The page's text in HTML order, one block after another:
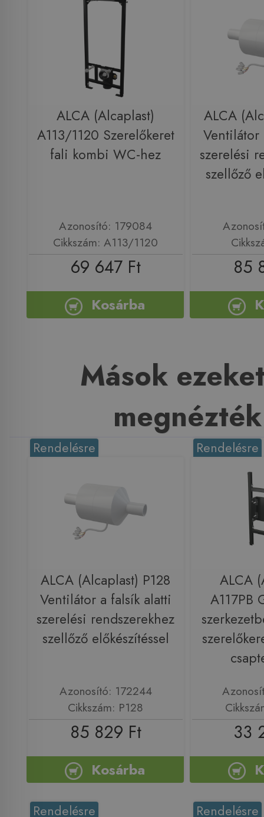
ALCA (Alcaplast)
A113/1120 Szerelőkeret
fali kombi WC-hez
Azonosító: 179084
Cikkszám: A113/1120
69 647 Ft
Kosárba
ALCA
Ventilátor
szerelési
szellőző
85
Mások
megnézték
Rendelésre
ALCA (Alcaplast) P128
Ventilátor a falsík alatti
szerelési rendszerekhez
szellőző előkészítéssel
Azonosító: 172244
Cikkszám: P128
85 829 Ft
Kosárba
Rendelésre
ALCA
A117PB
33
Rendelésre Rendelésre